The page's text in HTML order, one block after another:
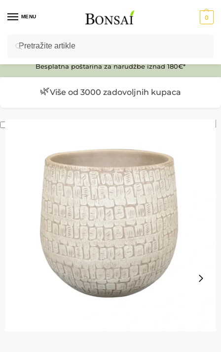
MENU 0
Ulaz u E-SHOP
Besplatna poštarina za narudžbe iznad 180€*
🌿Više od 3000 zadovoljnih kupaca